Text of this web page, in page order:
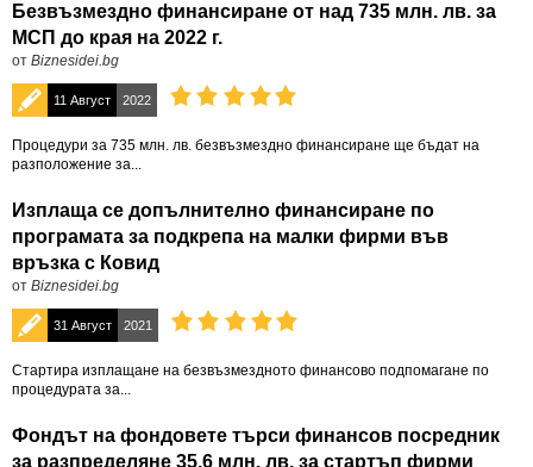
Безвъзмездно финансиране от над 735 млн. лв. за
МСП до края на 2022 г.
от Biznesidei.bg
11 Август 2022
Процедури за 735 млн. лв. безвъзмездно финансиране ще бъдат на
разположение за...
Изплаща се допълнително финансиране по
програмата за подкрепа на малки фирми във
връзка с Ковид
от Biznesidei.bg
31 Август 2021
Стартира изплащане на безвъзмездното финансово подпомагане по
процедурата за...
Фондът на фондовете търси финансов посредник
за разпределяне 35.6 млн. лв. за стартъп фирми